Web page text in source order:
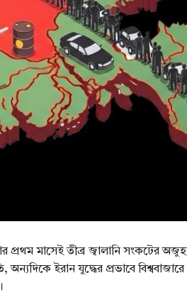
প্রথম মাসেই তীব্র জ্বালানি
ইরান যুদ্ধের প্রভাবে